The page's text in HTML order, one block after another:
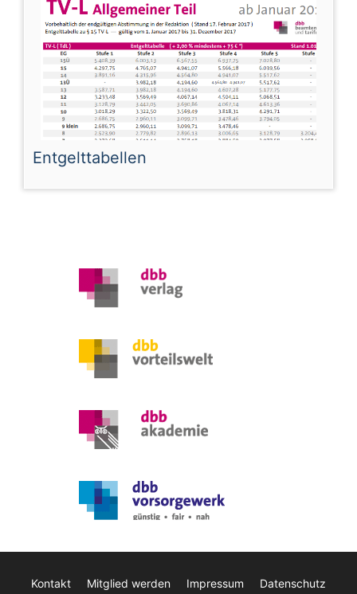
Entgelttabellen
Kontakt Mitglied werden Impressum Datenschutz